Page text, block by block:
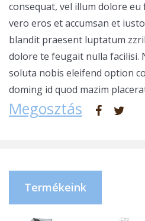
consequat, vel illum dolore
vero eros et accumsan et
blandit praesent luptatum
dolore te feugait nulla facilisi.
soluta nobis eleifend option
doming id quod mazim
Megosztás
Termékeink